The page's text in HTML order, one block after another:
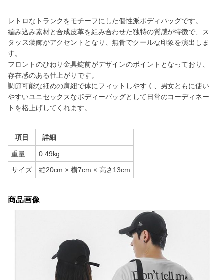
レトロなトランクをモチーフにした個性派ボディバッグです。
編み込み素材と合成皮革を組み合わせた独特の質感が特徴で、ス
タッズ装飾がアクセントとなり、無骨でクールな印象を演出しま
す。
フロントのひねり金具錠前がデザインのポイントとなっており、
存在感のある仕上がりです。
調節可能な細めの肩紐で体にフィットしやすく、男女ともに使い
やすいユニセックスなボディーバッグとして日常のコーディネー
トを格上げしてくれます。
項目 詳細
重量 0.49kg
サイズ 縦20cm × 横7cm × 高さ13cm
商品画像